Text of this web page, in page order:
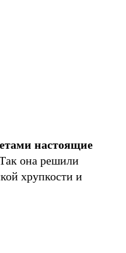
настоящие
она решили
хрупкости и